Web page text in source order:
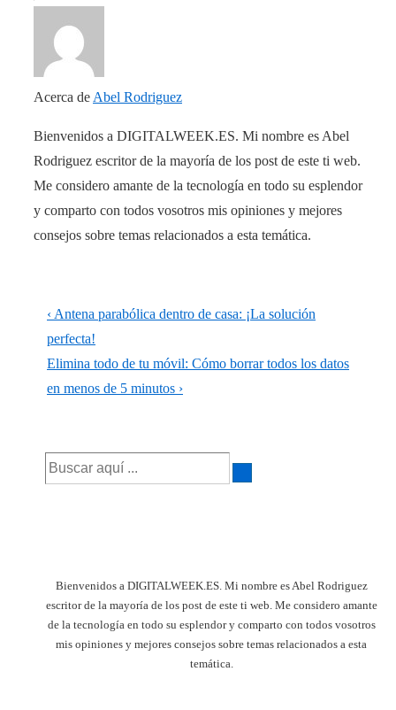
Acerca de Abel Rodriguez
Bienvenidos a DIGITALWEEK.ES. Mi nombre es Abel
Rodriguez escritor de la mayoría de los post de este ti web.
Me considero amante de la tecnología en todo su esplendor
y comparto con todos vosotros mis opiniones y mejores
consejos sobre temas relacionados a esta temática.
Navegación
de
entradas
La
entrada
anterior
es
‹ Antena parabólica dentro de casa: ¡La solución
perfecta!
La
entrada
Elimina todo de tu móvil: Cómo borrar todos los datos
en menos de 5 minutos ›
Buscar
Bienvenidos a DIGITALWEEK.ES. Mi nombre es Abel Rodriguez
escritor de la mayoría de los post de este ti web. Me considero amante
de la tecnología en todo su esplendor y comparto con todos vosotros
mis opiniones y mejores consejos sobre temas relacionados a esta
temática.